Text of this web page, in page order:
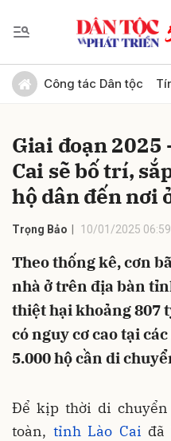
Công tác Dân tộc
Giai đoạn 2025
Cai sẽ bố trí,
hộ dân đến nơi
Trọng Bảo 10/01/2025 06:59
Theo thống kê, cơn
nhà ở trên địa bàn
thiệt hại khoảng 807
có nguy cơ cao tại
5.000 hộ cần di
Để kịp thời di
toàn, tỉnh Lào Cai đã
Gửi bình luận